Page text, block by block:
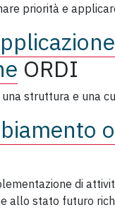
priorità e
ORDI
struttura e una
di
allo stato futuro